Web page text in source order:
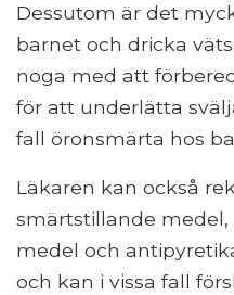
Dessutom är det
barnet och dricka
noga med att
för att underlätta
fall öronsmärta hos
Läkaren kan också
smärtstillande
medel och
och kan i vissa fall